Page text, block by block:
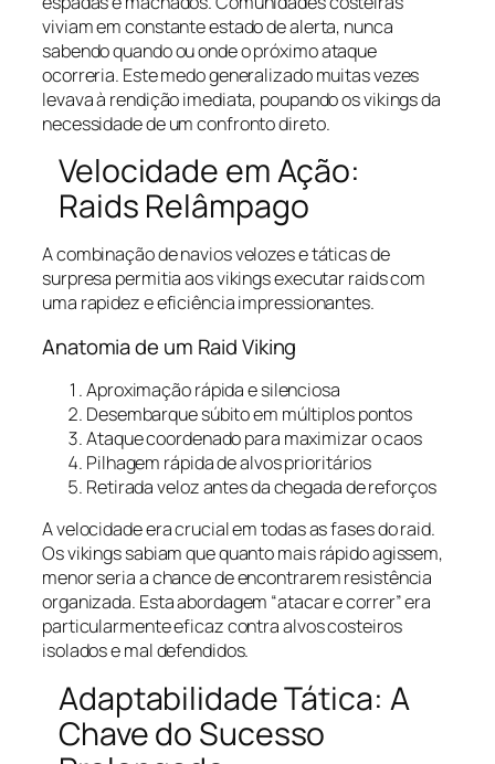
viviam em constante estado de alerta, nunca
sabendo quando ou onde o próximo ataque
ocorreria. Este medo generalizado muitas vezes
levava à rendição imediata, poupando os vikings da
necessidade de um confronto direto.
Velocidade em Ação:
Raids Relâmpago
A combinação de navios velozes e táticas de
surpresa permitia aos vikings executar raids com
uma rapidez e eficiência impressionantes.
Anatomia de um Raid Viking
Aproximação rápida e silenciosa
Desembarque súbito em múltiplos pontos
Ataque coordenado para maximizar o caos
Pilhagem rápida de alvos prioritários
Retirada veloz antes da chegada de reforços
A velocidade era crucial em todas as fases do raid.
Os vikings sabiam que quanto mais rápido agissem,
menor seria a chance de encontrarem resistência
organizada. Esta abordagem “atacar e correr” era
particularmente eficaz contra alvos costeiros
isolados e mal defendidos.
Adaptabilidade Tática: A
Chave do Sucesso